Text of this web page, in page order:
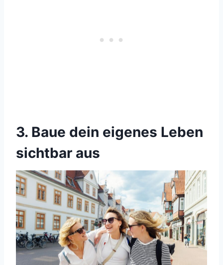
3. Baue dein eigenes Leben
sichtbar aus